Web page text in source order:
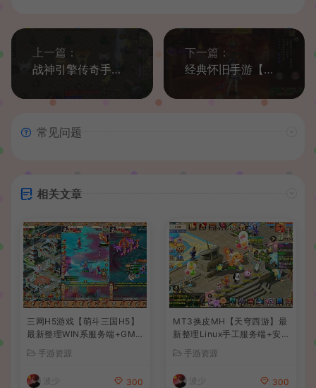
上一篇：
战神引擎传奇手游安装会PK+打怪+站街假人系统和配置教程+视频教程
下一篇：
经典怀旧手游【热血江湖9职业】最新整理Linux手工服务端+安卓苹果双端+GM后台+详细搭建教程
常见问题
相关文章
三网H5游戏【萌斗三国H5】
最新整理WIN系服务端+GM
手游资源
波少 300
MT3换皮MH【天穹西游】最
新整理Linux手工服务端+安
建教程+全套源码+视频教程
手游资源
波少 300